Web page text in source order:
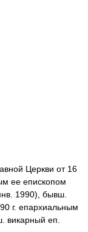
Церкви от 16
ее епископом
1990), бывш.
г. епархиальным
викарный еп.